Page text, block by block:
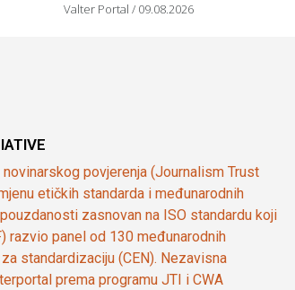
Valter Portal 09.08.2026
povjerenja (Journalism Trust
etičkih standarda i međunarodnih
zasnovan na ISO standardu koji
razvio panel od 130 međunarodnih
standardizaciju (CEN). Nezavisna
prema programu JTI i CWA